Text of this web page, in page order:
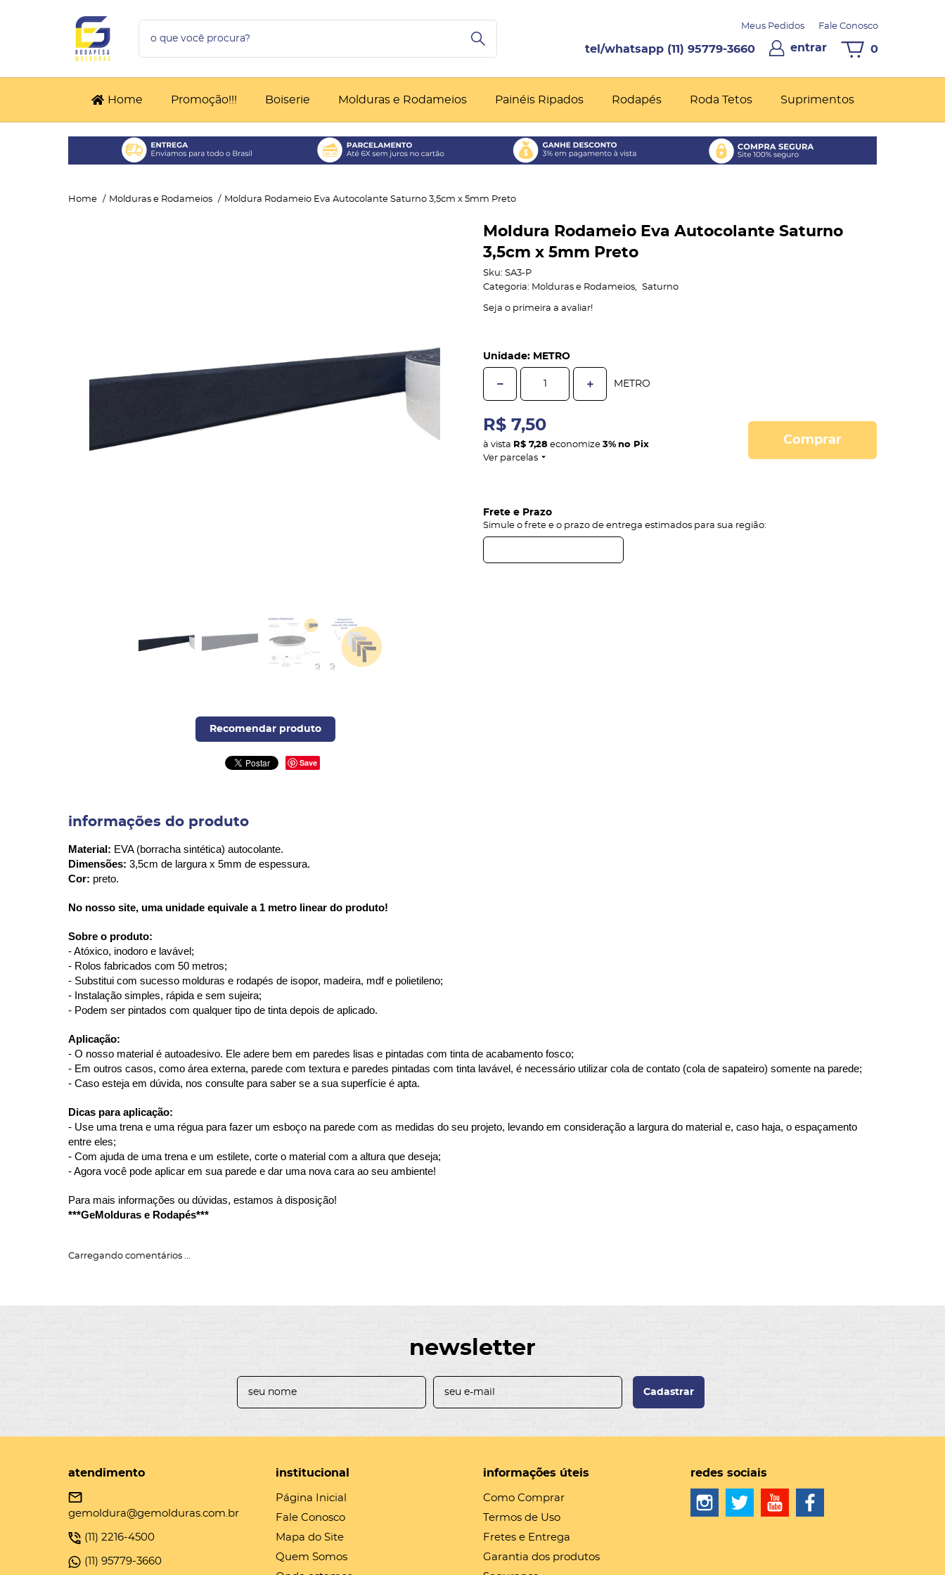
Meus Pedidos Fale Conosco
(11) 95779-3660 entrar 0
Home Promoção!!! Boiserie Molduras e Rodameios Painéis Ripados Rodapés Roda Tetos Suprimentos
Home Molduras e Rodameios Moldura Rodameio Eva Autocolante Saturno 3,5cm x 5mm Preto
Recomendar produto
Save
Moldura Rodameio Eva Autocolante Saturno
3,5cm x 5mm Preto
Sku: SA3-P
Categoria: Molduras e Rodameios Saturno
Seja o primeira a avaliar!
Unidade: METRO
METRO
R$ 7,50
à vista R$ 7,28 economize 3% no Pix
Ver parcelas
Comprar
Frete e Prazo
Simule o frete e o prazo de entrega estimados para sua região:
informações do produto
Material: EVA (borracha sintética) autocolante.
Dimensões: 3,5cm de largura x 5mm de espessura.
Cor: preto.
No nosso site, uma unidade equivale a 1 metro linear do produto!
Sobre o produto:
- Atóxico, inodoro e lavável;
- Rolos fabricados com 50 metros;
- Substitui com sucesso molduras e rodapés de isopor, madeira, mdf e polietileno;
- Instalação simples, rápida e sem sujeira;
- Podem ser pintados com qualquer tipo de tinta depois de aplicado.
Aplicação:
- O nosso material é autoadesivo. Ele adere bem em paredes lisas e pintadas com tinta de acabamento fosco;
- Em outros casos, como área externa, parede com textura e paredes pintadas com tinta lavável, é necessário utilizar cola de contato (cola de sapateiro) somente na parede;
- Caso esteja em dúvida, nos consulte para saber se a sua superfície é apta.
Dicas para aplicação:
- Use uma trena e uma régua para fazer um esboço na parede com as medidas do seu projeto, levando em consideração a largura do material e, caso haja, o espaçamento
entre eles;
- Com ajuda de uma trena e um estilete, corte o material com a altura que deseja;
- Agora você pode aplicar em sua parede e dar uma nova cara ao seu ambiente!
Para mais informações ou dúvidas, estamos à disposição!
***GeMolduras e Rodapés***
Carregando comentários ...
newsletter
Cadastrar
atendimento
(11) 2216-4500
(11) 95779-3660
gemoldura@gemolduras.com.br
institucional
Página Inicial
Fale Conosco
Mapa do Site
Quem Somos
informações úteis
Como Comprar
Termos de Uso
Fretes e Entrega
Garantia dos produtos
redes sociais